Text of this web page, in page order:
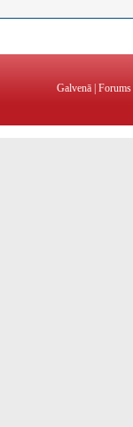
Galvenā Forums